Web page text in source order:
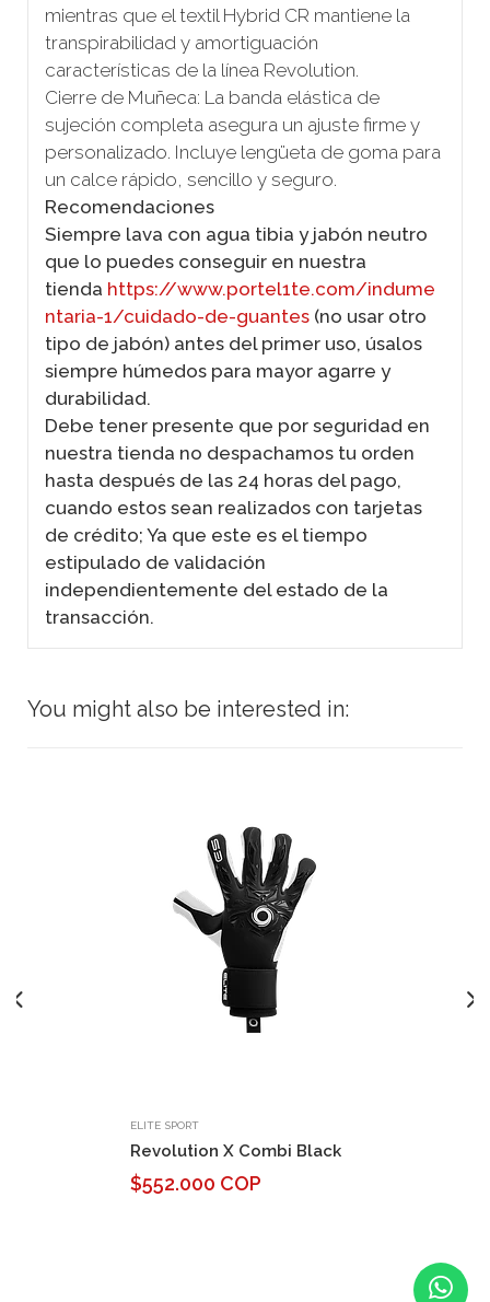
mientras que el textil Hybrid CR mantiene la
transpirabilidad y amortiguación
características de la línea Revolution.
Cierre de Muñeca: La banda elástica de
sujeción completa asegura un ajuste firme y
personalizado. Incluye lengüeta de goma para
un calce rápido, sencillo y seguro.
Recomendaciones
Siempre lava con agua tibia y jabón neutro
que lo puedes conseguir en nuestra
tienda https://www.portel1te.com/indume
ntaria-1/cuidado-de-guantes (no usar otro
tipo de jabón) antes del primer uso, úsalos
siempre húmedos para mayor agarre y
durabilidad.
Debe tener presente que por seguridad en
nuestra tienda no despachamos tu orden
hasta después de las 24 horas del pago,
cuando estos sean realizados con tarjetas
de crédito; Ya que este es el tiempo
estipulado de validación
independientemente del estado de la
transacción.
You might also be interested in:
ELITE SPORT
Revolution X Combi Black
$552.000 COP